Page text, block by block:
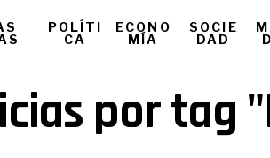
POLÍTI
CA
ECONO
MÍA
SOCIE
DAD
por tag